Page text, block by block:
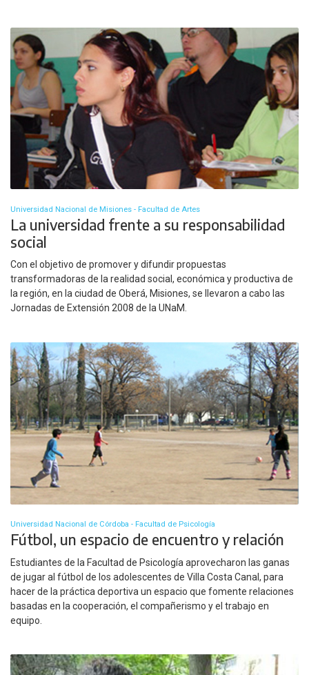
Universidad Nacional de Misiones - Facultad de Artes
La universidad frente a su responsabilidad
social
Con el objetivo de promover y difundir propuestas
transformadoras de la realidad social, económica y productiva de
la región, en la ciudad de Oberá, Misiones, se llevaron a cabo las
Jornadas de Extensión 2008 de la UNaM.
Universidad Nacional de Córdoba - Facultad de Psicología
Fútbol, un espacio de encuentro y relación
Estudiantes de la Facultad de Psicología aprovecharon las ganas
de jugar al fútbol de los adolescentes de Villa Costa Canal, para
hacer de la práctica deportiva un espacio que fomente relaciones
basadas en la cooperación, el compañerismo y el trabajo en
equipo.